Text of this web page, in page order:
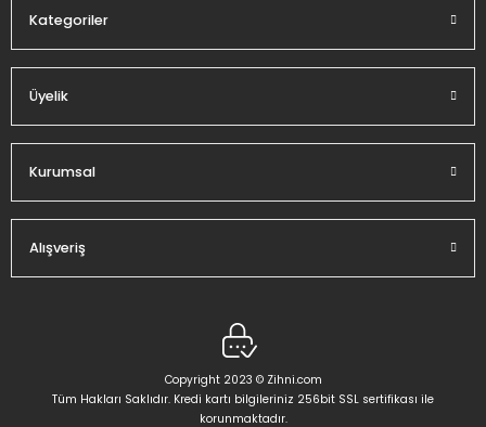
Kategoriler
Üyelik
Kurumsal
Alışveriş
Copyright 2023 © Zihni.com
Tüm Hakları Saklıdır. Kredi kartı bilgileriniz 256bit SSL sertifikası ile
korunmaktadır.